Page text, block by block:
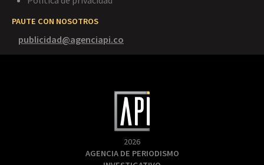
PAUTE CON NOSOTROS
publicidad@agenciapi.co
2026
AGENCIA DE PERIODISMO